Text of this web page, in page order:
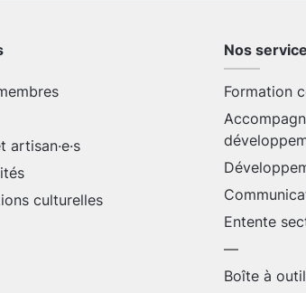
culturelles
Nos
Formation
Entente
—
Boîte à